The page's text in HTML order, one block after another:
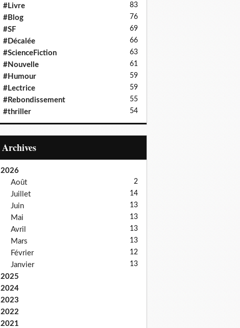
#Livre 83
#Blog 76
#SF 69
#Décalée 66
#ScienceFiction 63
#Nouvelle 61
#Humour 59
#Lectrice 59
#Rebondissement 55
#thriller 54
Archives
2026
Août
2
Juillet 14
Juin 13
Mai 13
Avril 13
Mars 13
Février 12
Janvier 13
2025
2024
2023
2022
2021